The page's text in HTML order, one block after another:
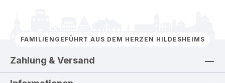
FAMILIENGEFÜHRT AUS DEM HERZEN HILDESHEIMS
Zahlung & Versand